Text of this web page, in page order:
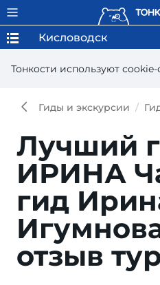
Тонкости используют
Кисловодск
Гиды и экскурсии
Лучший
ИРИНА
гид
отзыв